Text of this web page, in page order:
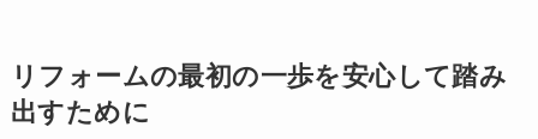
リフォームの最初の一歩を安心して踏み
出すために